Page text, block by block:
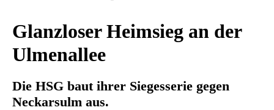
Glanzloser Heimsieg an der
Ulmenallee
Die HSG baut ihrer Siegesserie gegen
Neckarsulm aus.